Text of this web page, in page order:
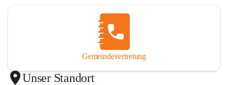
Gemeindevertretung
Unser Standort